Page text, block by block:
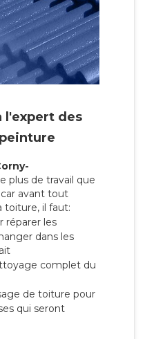
l'expert des
plus de travail que
avant tout
toiture, il faut:
réparer les
dans les
complet du
de toiture pour
qui seront